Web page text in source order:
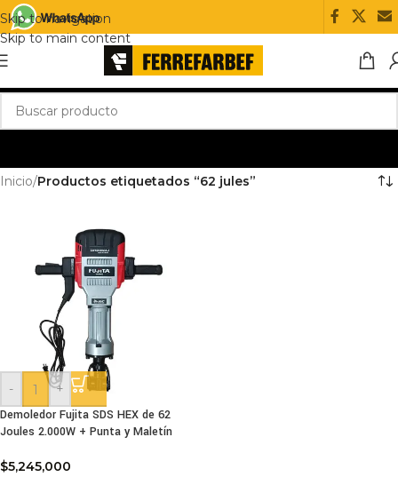
Skip to navigation
Skip to main content
Inicio/Productos etiquetados “62 jules”
-
+
Demoledor Fujita SDS HEX de 62
Joules 2.000W + Punta y Maletín
$5,245,000